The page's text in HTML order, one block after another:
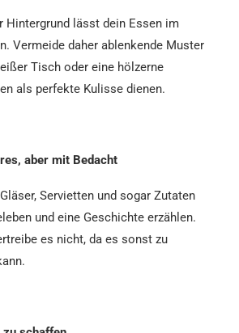
Hintergrund lässt dein Essen im
Vermeide daher ablenkende Muster
Tisch oder eine hölzerne
als perfekte Kulisse dienen.
aber mit Bedacht
Servietten und sogar Zutaten
und eine Geschichte erzählen.
es nicht, da es sonst zu